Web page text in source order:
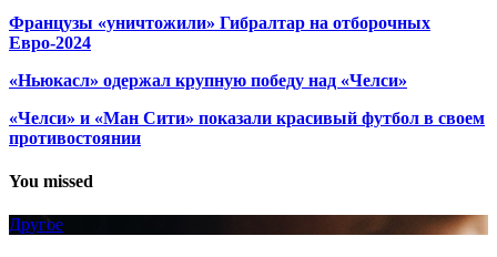
Французы «уничтожили» Гибралтар на отборочных
Евро-2024
«Ньюкасл» одержал крупную победу над «Челси»
«Челси» и «Ман Сити» показали красивый футбол в своем
противостоянии
You missed
Другое